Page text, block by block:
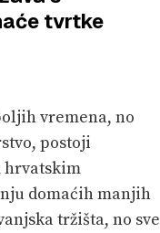
tvrtke
vremena, no
postoji
hrvatskim
domaćih manjih
tržišta, no sve